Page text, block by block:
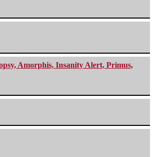
Amorphis, Insanity Alert, Primus,